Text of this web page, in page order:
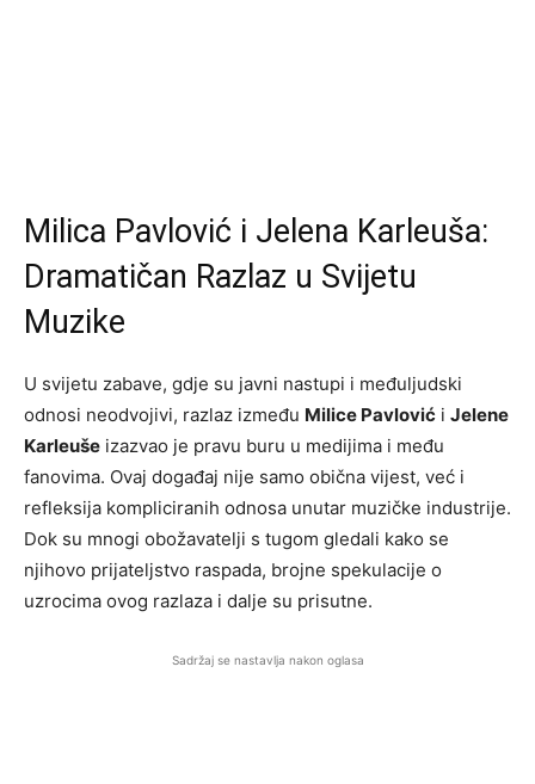
Milica Pavlović i Jelena Karleuša:
Dramatičan Razlaz u Svijetu
Muzike
U svijetu zabave, gdje su javni nastupi i međuljudski
odnosi neodvojivi, razlaz između Milice Pavlović i Jelene
Karleuše izazvao je pravu buru u medijima i među
fanovima. Ovaj događaj nije samo obična vijest, već i
refleksija kompliciranih odnosa unutar muzičke industrije.
Dok su mnogi obožavatelji s tugom gledali kako se
njihovo prijateljstvo raspada, brojne spekulacije o
uzrocima ovog razlaza i dalje su prisutne.
Sadržaj se nastavlja nakon oglasa